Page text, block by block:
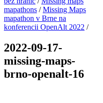
mapathons /Missing Maps
mapathon v Brne na
konferencii OpenAlt 2022 /
2022-09-17-
missing-maps-
brno-openalt-16